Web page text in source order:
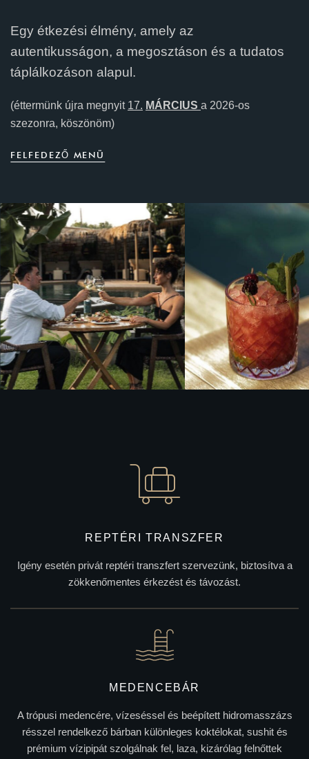
Egy étkezési élmény, amely az
autentikusságon, a megosztáson és a tudatos
táplálkozáson alapul.
(éttermünk újra megnyit 17. MÁRCIUS a 2026-os
szezonra, köszönöm)
FEL FED EZŐ MENÜ
REPTÉRI TRANSZFER
Igény esetén privát reptéri transzfert szervezünk, biztosítva a
zökkenőmentes érkezést és távozást.
MEDENCEBÁR
A trópusi medencére, vízeséssel és beépített hidromasszázs
résszel rendelkező bárban különleges koktélokat, sushit és
prémium vízipipát szolgálnak fel, laza, kizárólag felnőttek